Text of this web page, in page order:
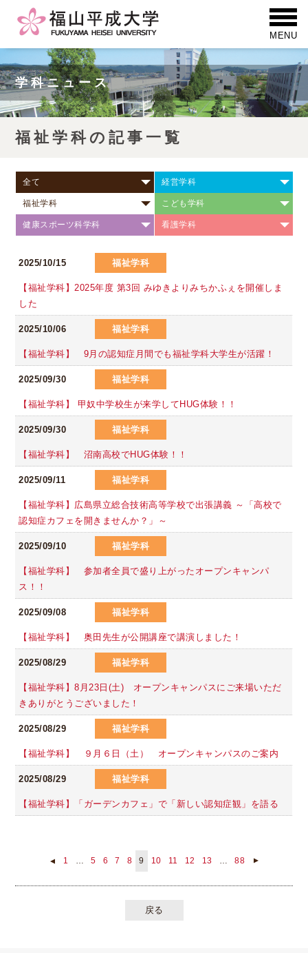
学科ニュース
福祉学科の記事一覧
全て 経営学科
福祉学科 こども学科
健康スポーツ科学科 看護学科
2025/10/15 福祉学科
【福祉学科】2025年度 第3回 みゆきよりみちかふぇを開催しま
した
2025/10/06 福祉学科
【福祉学科】 9月の認知症月間でも福祉学科大学生が活躍！
2025/09/30 福祉学科
【福祉学科】 甲奴中学校生が来学してHUG体験！！
2025/09/30 福祉学科
【福祉学科】 沼南高校でHUG体験！！
2025/09/11 福祉学科
【福祉学科】広島県立総合技術高等学校で出張講義 ～「高校で
認知症カフェを開きませんか？」～
2025/09/10 福祉学科
【福祉学科】 参加者全員で盛り上がったオープンキャンパ
ス！！
2025/09/08 福祉学科
【福祉学科】 奥田先生が公開講座で講演しました！
2025/08/29 福祉学科
【福祉学科】8月23日(土) オープンキャンパスにご来場いただ
きありがとうございました！
2025/08/29 福祉学科
【福祉学科】 ９月６日（土） オープンキャンパスのご案内
2025/08/29 福祉学科
【福祉学科】「ガーデンカフェ」で「新しい認知症観」を語る
▲ 1 … 5 6 7 8 9 10 11 12 13 … 88 ▲
戻る